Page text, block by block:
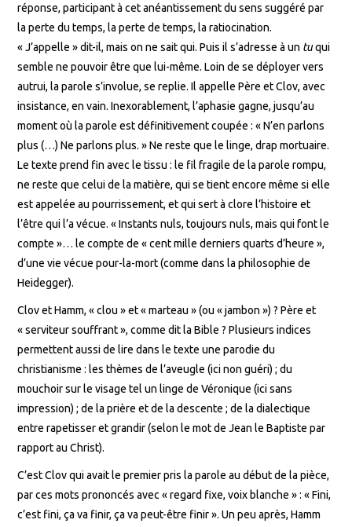
réponse, participant à cet anéantissement du sens suggéré par
la perte du temps, la perte de temps, la ratiocination.
« J’appelle » dit-il, mais on ne sait qui. Puis il s’adresse à un tuqui
semble ne pouvoir être que lui-même. Loin de se déployer vers
autrui, la parole s’involue, se replie. Il appelle Père et Clov, avec
insistance, en vain. Inexorablement, l’aphasie gagne, jusqu’au
moment où la parole est définitivement coupée : « N’en parlons
plus (…) Ne parlons plus. » Ne reste que le linge, drap mortuaire.
Le texte prend fin avec le tissu : le fil fragile de la parole rompu,
ne reste que celui de la matière, qui se tient encore même si elle
est appelée au pourrissement, et qui sert à clore l’histoire et
l’être qui l’a vécue. « Instants nuls, toujours nuls, mais qui font le
compte »… le compte de « cent mille derniers quarts d’heure »,
d’une vie vécue pour-la-mort (comme dans la philosophie de
Heidegger).
Clov et Hamm, « clou » et « marteau » (ou « jambon ») ? Père et
« serviteur souffrant », comme dit la Bible ? Plusieurs indices
permettent aussi de lire dans le texte une parodie du
christianisme : les thèmes de l’aveugle (ici non guéri) ; du
mouchoir sur le visage tel un linge de Véronique (ici sans
impression) ; de la prière et de la descente ; de la dialectique
entre rapetisser et grandir (selon le mot de Jean le Baptiste par
rapport au Christ).
C’est Clov qui avait le premier pris la parole au début de la pièce,
par ces mots prononcés avec « regard fixe, voix blanche » : « Fini,
c’est fini, ça va finir, ça va peut-être finir ». Un peu après, Hamm